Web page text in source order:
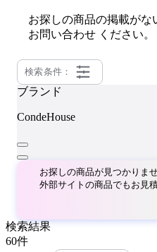
お探しの商品の掲載がな
お問い合わせ ください。
検索条件：
ブランド
CondeHouse
お探しの商品が見つかりま
外部サイトの商品でもお見
検索結果
60件